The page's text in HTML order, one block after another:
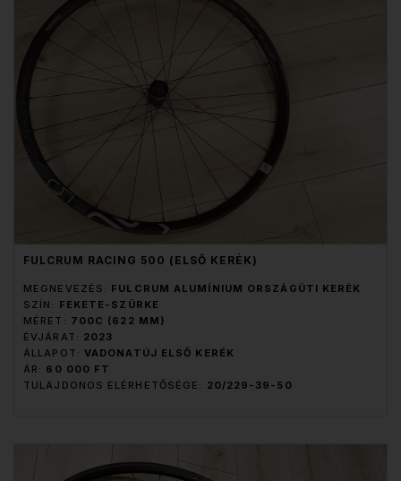
FULCRUM RACING 500 (ELSŐ KERÉK)
MEGNEVEZÉS: FULCRUM ALUMÍNIUM ORSZÁGÚTI KERÉK
SZÍN: FEKETE-SZÜRKE
MÉRET: 700C (622 MM)
ÉVJÁRAT: 2023
ÁLLAPOT: VADONATÚJ ELSŐ KERÉK
ÁR: 60 000 FT
TULAJDONOS ELÉRHETŐSÉGE: 20/229-39-50